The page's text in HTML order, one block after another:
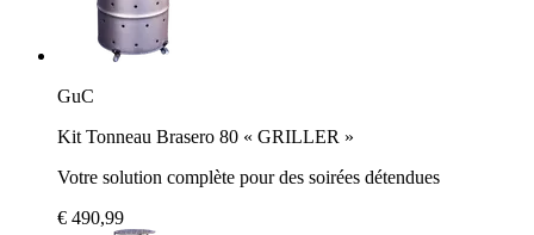
GuC
Kit Tonneau Brasero 80 « GRILLER »
Votre solution complète pour des soirées détendues
€ 490,99